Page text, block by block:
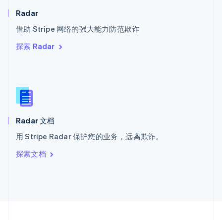
Radar
借助 Stripe 网络的强大能力防范欺诈
探索 Radar
Radar 文档
用 Stripe Radar 保护您的业务，远离欺诈。
探索文档
ไทย
希腊
English
西班牙
新西兰
English
匈牙利
English
ItalianoEnglish
印度
English